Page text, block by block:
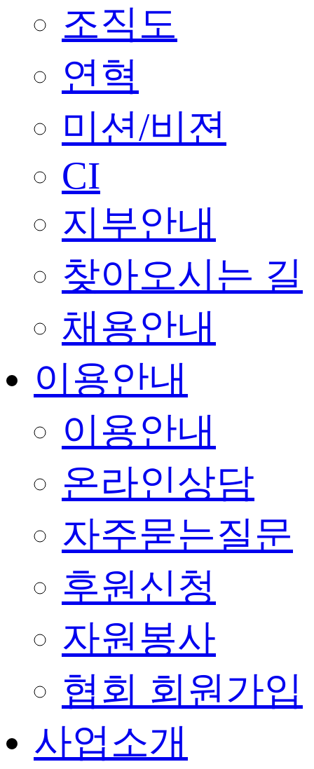
조직도
연혁
미션/비젼
CI
지부안내
찾아오시는 길
채용안내
이용안내
이용안내
온라인상담
자주묻는질문
후원신청
자원봉사
협회 회원가입
사업소개